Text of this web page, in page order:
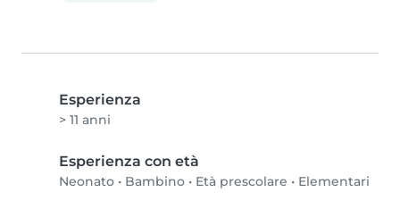
Esperienza
> 11 anni
Esperienza con età
Neonato • Bambino • Età prescolare • Elementari